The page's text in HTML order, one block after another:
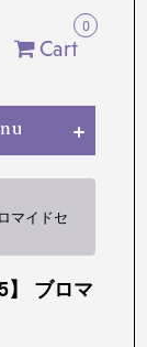
0
Cart
マイドセ
】 ブロマ